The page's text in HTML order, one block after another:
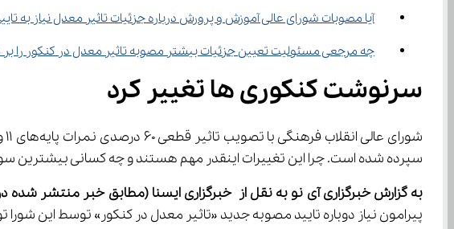
آیا مصوبات شورای عالی آموزش و پرورش درباره جزئیات تاثیر معدل نیاز به
چه مرجعی مسئولیت تعیین جزئیات بیشتر مصوبه تاثیر معدل در کنکور را بر
سرنوشت کنکوری ‌ها تغییر کرد
سپرده شده است. چرا این تغییرات اینقدر مهم هستند و چه کسانی بیشترین
به گزارش خبرگزاری آی نو به نقل از خبرگزاری ایسنا (مطابق خبر منتشر شده در 12 اسفند
پیرامون نیاز دوباره تایید مصوبه جدید «تاثیر معدل در کنکور» توسط این شورا